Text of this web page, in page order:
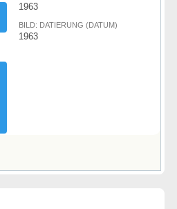
1963
BILD: DATIERUNG (DATUM)
1963